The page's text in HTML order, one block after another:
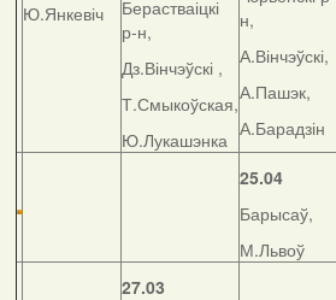
Ю.Янкевіч
Берастваіцкі
р-н,
Дз.Вінчэўскі ,
Т.Смыкоўская,
Ю.Лукашэнка
н,
А.Вінчэўскі,
А.Пашэк,
А.Барадзін
25.04
Барысаў,
М.Львоў
27.03